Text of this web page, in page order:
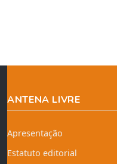
ANTENA LIVRE
Apresentação
Estatuto editorial